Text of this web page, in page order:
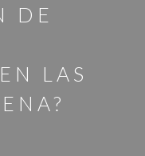
DE
LAS